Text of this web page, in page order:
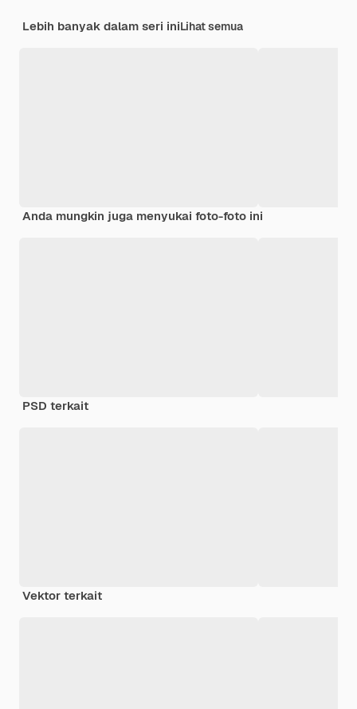
Lebih banyak dalam seri iniLihat semua
Anda mungkin juga menyukai foto-foto ini
PSD terkait
Vektor terkait